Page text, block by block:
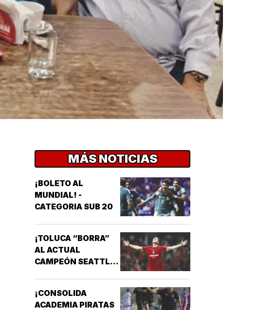
MÁS NOTICIAS
¡BOLETO AL
MUNDIAL! -
CATEGORIA SUB 20
¡TOLUCA “BORRA”
AL ACTUAL
CAMPEÓN SEATTLE
¡CONSOLIDA
ACADEMIA PIRATAS